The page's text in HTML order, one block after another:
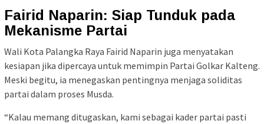
Fairid Naparin: Siap Tunduk pada
Mekanisme Partai
Wali Kota Palangka Raya Fairid Naparin juga menyatakan
kesiapan jika dipercaya untuk memimpin Partai Golkar Kalteng.
Meski begitu, ia menegaskan pentingnya menjaga soliditas
partai dalam proses Musda.
“Kalau memang ditugaskan, kami sebagai kader partai pasti